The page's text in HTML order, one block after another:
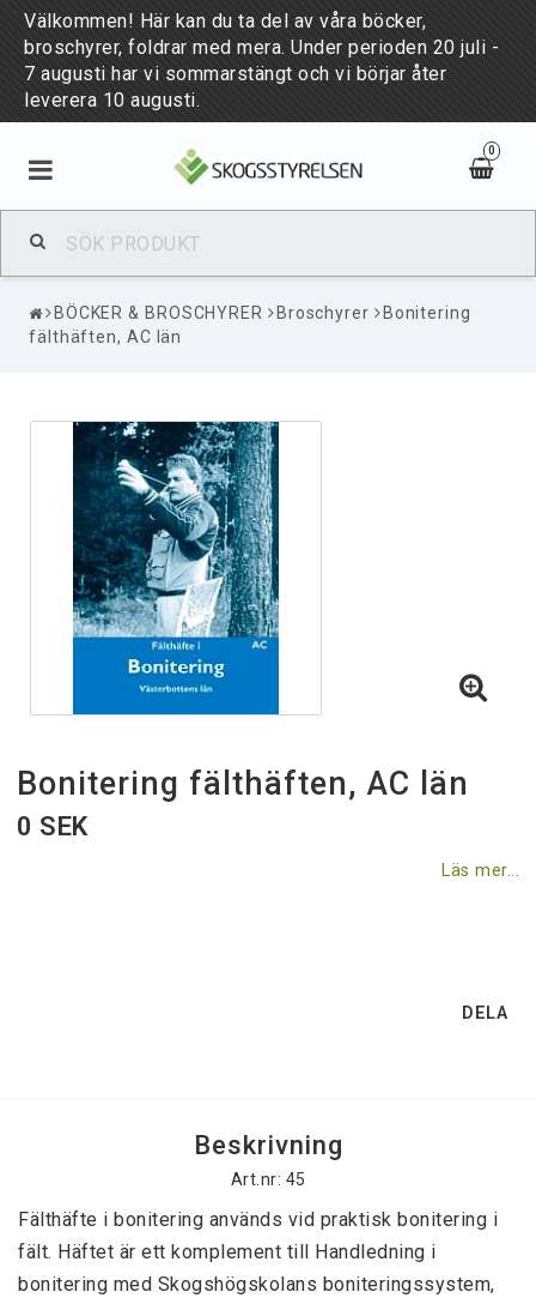
Välkommen! Här kan du ta del av våra böcker,
broschyrer, foldrar med mera. Under perioden 20 juli -
7 augusti har vi sommarstängt och vi börjar åter
leverera 10 augusti.
0
BÖCKER & BROSCHYRER
PUBLIKATIONER
NYHETER
PUBLICATIONS
Villkor & rabatter
Till skogsstyrelsen.se
BÖCKER & BROSCHYRER Broschyrer
Bonitering
fälthäften, AC län
Bonitering fälthäften, AC län
0 SEK
Läs mer...
DELA
Beskrivning
Art.nr: 45
Fälthäfte i bonitering används vid praktisk bonitering i
fält. Häftet är ett komplement till Handledning i
bonitering med Skogshögskolans boniteringssystem,